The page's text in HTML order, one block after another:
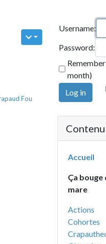
Username:
Password:
Remember me (for 1
month)
Register
Contenu
Ça bouge dans la
Crapautheque